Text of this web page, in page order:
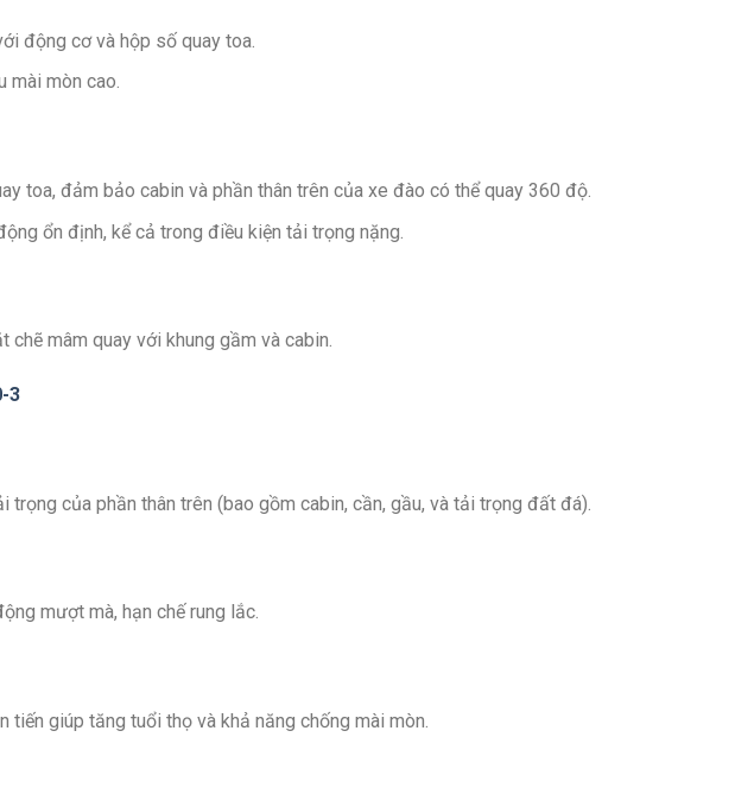
động cơ và hộp số quay toa.
mài mòn cao.
toa, đảm bảo cabin và phần thân trên của xe đào có thể quay 360 độ.
ổn định, kể cả trong điều kiện tải trọng nặng.
mâm quay với khung gầm và cabin.
3
của phần thân trên (bao gồm cabin, cần, gầu, và tải trọng đất đá).
mượt mà, hạn chế rung lắc.
giúp tăng tuổi thọ và khả năng chống mài mòn.